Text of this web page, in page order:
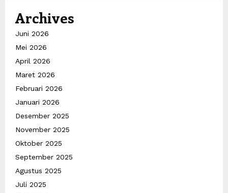
Archives
Juni 2026
Mei 2026
April 2026
Maret 2026
Februari 2026
Januari 2026
Desember 2025
November 2025
Oktober 2025
September 2025
Agustus 2025
Juli 2025